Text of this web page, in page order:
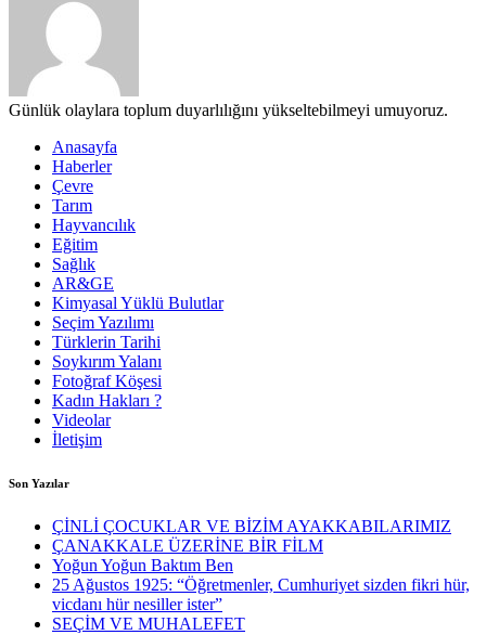
Günlük olaylara toplum duyarlılığını yükseltebilmeyi umuyoruz.
Anasayfa
Haberler
Çevre
Tarım
Hayvancılık
Eğitim
Sağlık
AR&GE
Kimyasal Yüklü Bulutlar
Seçim Yazılımı
Türklerin Tarihi
Soykırım Yalanı
Fotoğraf Köşesi
Kadın Hakları ?
Videolar
İletişim
Son Yazılar
ÇİNLİ ÇOCUKLAR VE BİZİM AYAKKABILARIMIZ
ÇANAKKALE ÜZERİNE BİR FİLM
Yoğun Yoğun Baktım Ben
25 Ağustos 1925: “Öğretmenler, Cumhuriyet sizden fikri hür,
vicdanı hür nesiller ister”
SEÇİM VE MUHALEFET